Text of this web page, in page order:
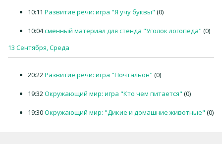
10:11 Развитие речи: игра "Я учу буквы" (0)
10:04сменный материал для стенда "Уголок логопеда" (0)
13 Сентября, Среда
20:22Развитие речи: игра "Почтальон" (0)
19:32Окружающий мир: игра "Кто чем питается" (0)
19:30Окружающий мир: "Дикие и домашние животные" (0)